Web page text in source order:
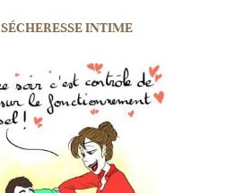
SÉCHERESSE INTIME